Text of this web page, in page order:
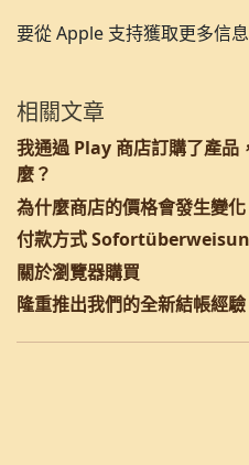
要從 Apple 支持獲取更多信
相關文章
我通過 Play 商店訂購了產品
麼？
為什麼商店的價格會發生變化
付款方式
關於瀏覽器購買
隆重推出我們的全新結帳經驗